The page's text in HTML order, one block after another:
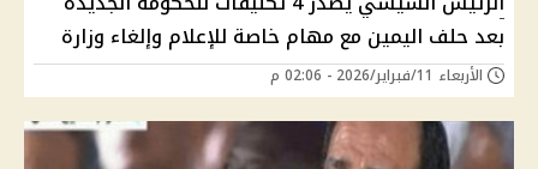
بعد حلف اليمين مع مهام خاصة للإعلام وإلغاء وزارة
الأربعاء 11/فبراير/2026 - 02:06 م